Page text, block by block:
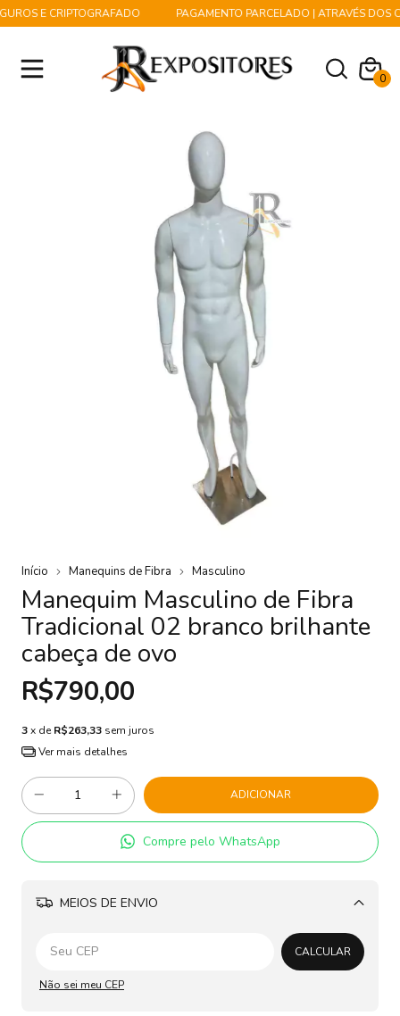
E CRIPTOGRAFADO PAGAMENTO PARCELADO | ATRAVÉS DOS
0
Início Manequins de Fibra Masculino
Manequim Masculino de Fibra
Tradicional 02 branco brilhante
cabeça de ovo
R$790,00
3x de R$263,33 sem juros
Ver mais detalhes
Compre pelo WhatsApp
MEIOS DE ENVIO
Alterar CEP
CALCULAR
Não sei meu CEP